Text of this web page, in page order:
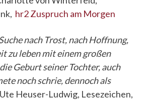
hr2 Zuspruch am Morgen
nach Trost, nach Hoffnung,
zu leben mit einem großen
Geburt seiner Tochter, auch
noch schrie, dennoch als
Ute Heuser-Ludwig, Lesezeichen,